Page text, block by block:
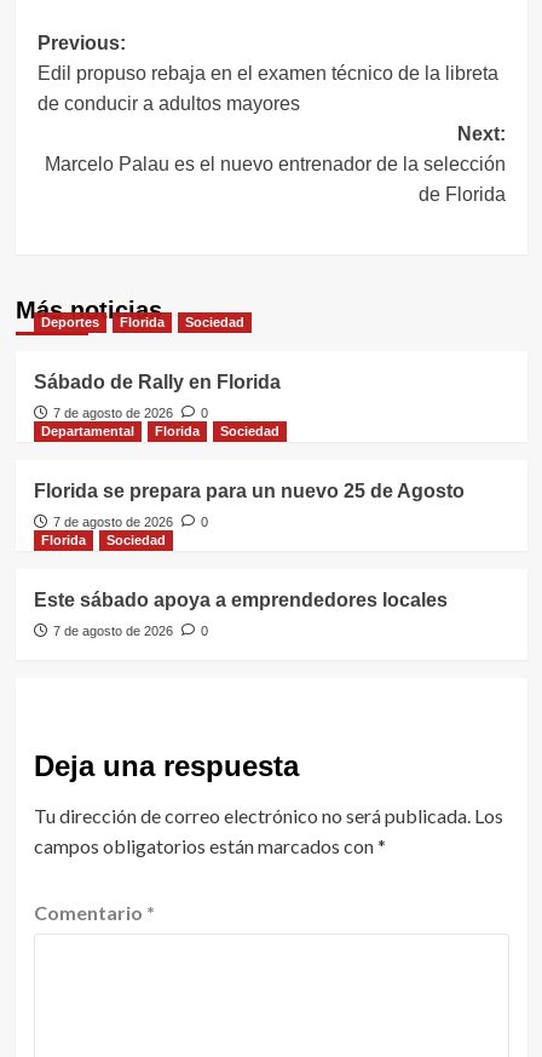
Navegación
de
Previous:
Edil propuso rebaja en el examen técnico de la libreta
de conducir a adultos mayores
Next:
Marcelo Palau es el nuevo entrenador de la selección
de Florida
Más noticias
Deportes Florida Sociedad
Sábado de Rally en Florida
7 de agosto de 2026
0
Departamental
Florida Sociedad
Florida se prepara para un nuevo 25 de Agosto
7 de agosto de 2026
0
Florida
Sociedad
Este sábado apoya a emprendedores locales
7 de agosto de 2026 0
Deja una respuesta
Tu dirección de correo electrónico no será publicada. Los
campos obligatorios están marcados con*
Comentario *